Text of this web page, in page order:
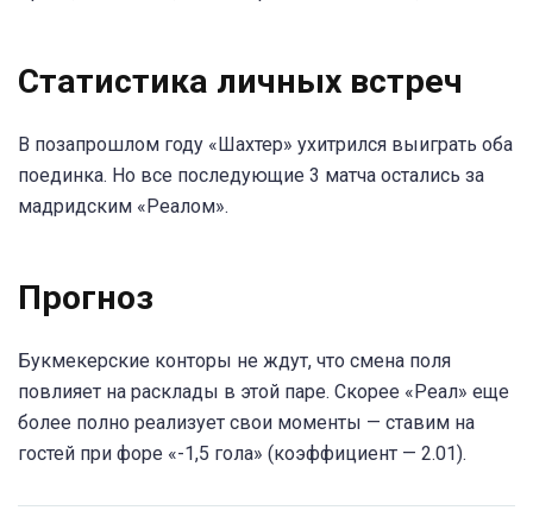
Статистика личных встреч
В позапрошлом году «Шахтер» ухитрился выиграть оба
поединка. Но все последующие 3 матча остались за
мадридским «Реалом».
Прогноз
Букмекерские конторы не ждут, что смена поля
повлияет на расклады в этой паре. Скорее «Реал» еще
более полно реализует свои моменты — ставим на
гостей при форе «-1,5 гола» (коэффициент — 2.01).